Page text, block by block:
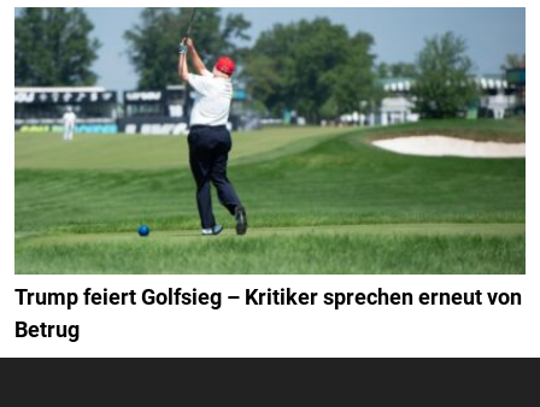
Trump feiert Golfsieg – Kritiker sprechen erneut von
Betrug